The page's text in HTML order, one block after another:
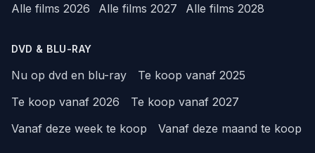
Alle films 2026
Alle films 2027 Alle films 2028
DVD & BLU-RAY
Nu op dvd en blu-ray
Te koop vanaf 2025
Te koop vanaf 2026
Te koop vanaf 2027
Vanaf deze week te koop
Vanaf deze maand te koop